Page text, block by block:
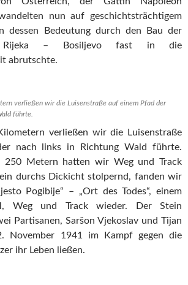
nun auf geschichtsträchtigem
dessen Bedeutung durch den Bau der
Rijeka – Bosiljevo fast in die
abrutschte.
verließen wir die Luisenstraße auf einem Pfad der
führte.
verließen wir die Luisenstraße
nach links in Richtung Wald führte.
250 Metern hatten wir Weg und Track
durchs Dickicht stolpernd, fanden wir
Pogibije“ – „Ort des Todes“, einem
Weg und Track wieder. Der Stein
Partisanen, Saršon Vjekoslav und Tijan
November 1941 im Kampf gegen die
ihr Leben ließen.